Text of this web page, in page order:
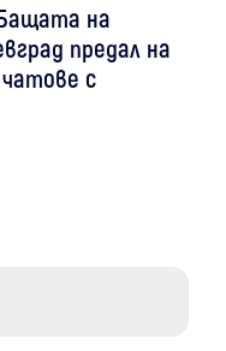
на
предал на
с